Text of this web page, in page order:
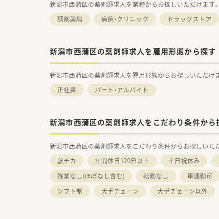
新潟市西蒲区の薬剤師求人を業種からお探しいただけます。
調剤薬局
病院・クリニック ドラッグストア
新潟市西蒲区の薬剤師求人を雇用形態から探す
新潟市西蒲区の薬剤師求人を雇用形態からお探しいただけ
正社員
パート・アルバイト
新潟市西蒲区の薬剤師求人をこだわり条件から
新潟市西蒲区の薬剤師求人をこだわり条件からお探しいた
駅チカ
年間休日120日以上 土日祝休み
残業なし(ほぼなし含む)
転勤なし
車通勤可
シフト制
大手チェーン 大手チェーン以外